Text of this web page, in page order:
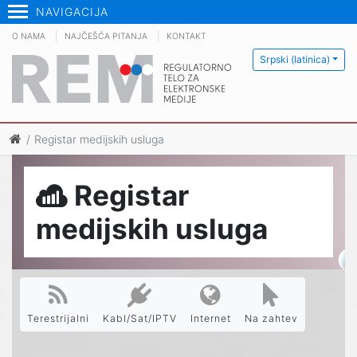
NAVIGACIJA
Srpski (latinica)
O NAMA NAJČEŠĆA PITANJA KONTAKT
Registar medijskih usluga
Registar
medijskih usluga
Terestrijalni Kabl/Sat/IPTV Internet Na zahtev